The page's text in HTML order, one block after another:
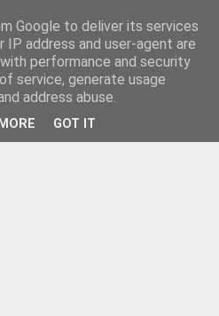
Google to deliver its services
IP address and user-agent are
performance and security
service, generate usage
address abuse.
GOT IT